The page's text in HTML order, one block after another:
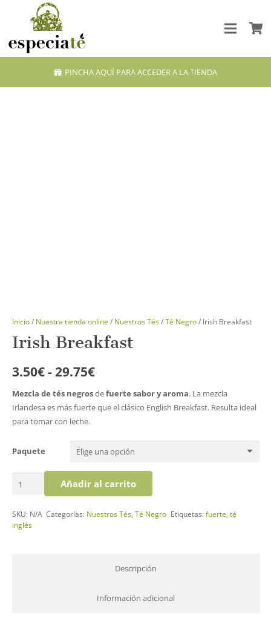
PINCHA AQUÍ PARA ACCEDER A LA TIENDA
Inicio/ Nuestra tienda online/ Nuestros Tés/Té Negro/ Irish Breakfast
Irish Breakfast
3.50€-29.75€Rango
precios:
desde
hasta
29.75€
Mezcla de tés negrosdefuerte sabor y aroma. La mezcla
Irlandesa es más fuerte que el clásico English Breakfast. Resulta ideal
para tomar con leche.
Paquete
Breakfast
Añadir al carrito
SKU: N/A Categorías: Nuestros Tés ,Té Negro Etiquetas:fuerte ,té
inglés
Descripción
Información adicional